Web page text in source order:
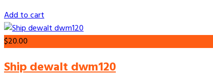
Add to cart
$20.00
Ship dewalt dwm120